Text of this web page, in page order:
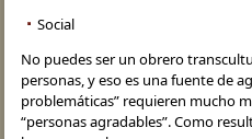
Social
No puedes ser un obrero
personas, y eso es una fuente de
problemáticas” requieren mucho
“personas agradables”. Como